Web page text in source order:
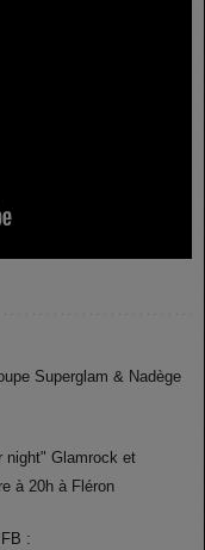
Superglam & Nadège
night" Glamrock et
à 20h à Fléron
: